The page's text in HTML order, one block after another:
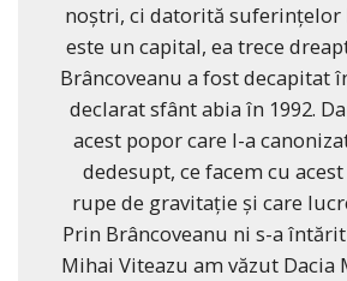
noștri, ci datorită suferințelor
este un capital, ea trece
Brâncoveanu a fost decapitat
declarat sfânt abia în 1992.
acest popor care l-a
dedesupt, ce facem cu
rupe de gravitație și care
Prin Brâncoveanu ni s-a
Mihai Viteazu am văzut Dacia